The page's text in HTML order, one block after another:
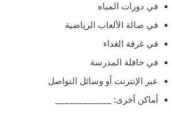
في دورات المياه
في صالة الألعاب الرياضية
في غرفة الغداء
في حافلة المدرسة
عبر الإنترنت أو وسائل التواصل
أماكن أخرى: ____________